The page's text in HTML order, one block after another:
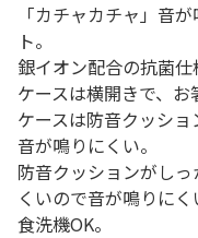
「カチャカチャ」音
ト。
銀イオン配合の抗菌仕
ケースは横開きで、お
ケースは防音クッシ
音が鳴りにくい。
防音クッションがし
くいので音が鳴りにく
食洗機OK。